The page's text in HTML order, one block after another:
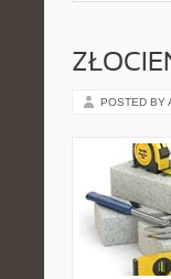
POSTED BY